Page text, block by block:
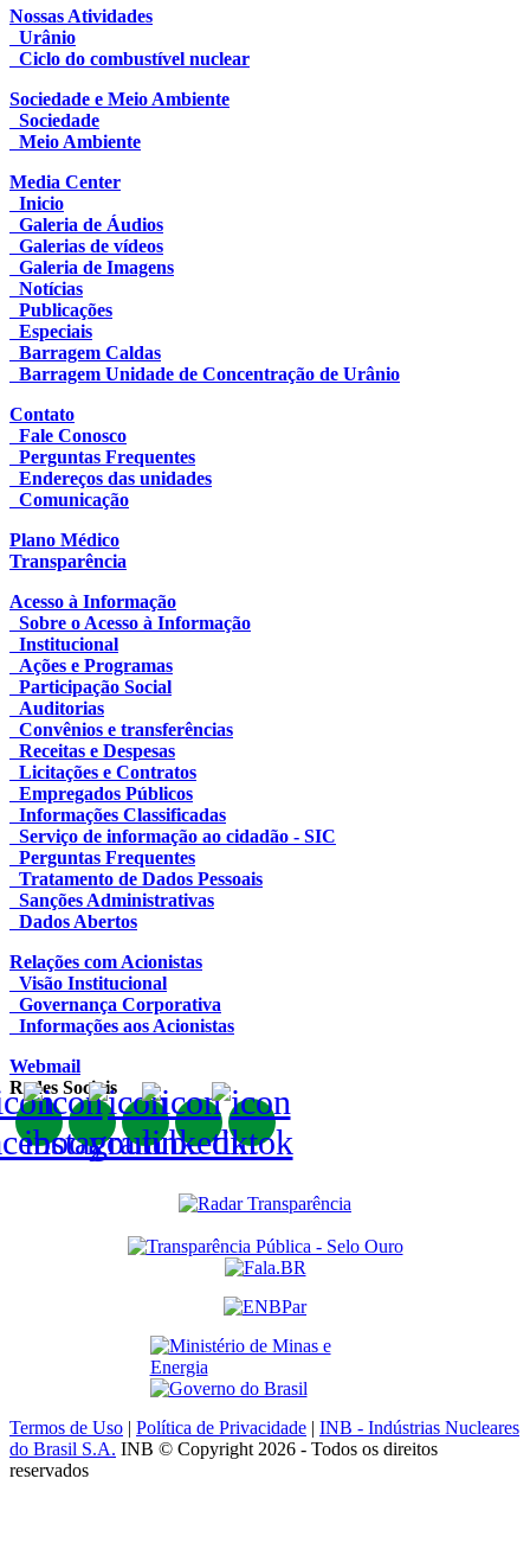
Nossas Atividades
Urânio
Ciclo do combustível nuclear
Sociedade e Meio Ambiente
Sociedade
Meio Ambiente
Media Center
Inicio
Galeria de Áudios
Galerias de vídeos
Galeria de Imagens
Notícias
Publicações
Especiais
Barragem Caldas
Barragem Unidade de Concentração de Urânio
Contato
Fale Conosco
Perguntas Frequentes
Endereços das unidades
Comunicação
Plano Médico
Transparência
Acesso à Informação
Sobre o Acesso à Informação
Institucional
Ações e Programas
Participação Social
Auditorias
Convênios e transferências
Receitas e Despesas
Licitações e Contratos
Empregados Públicos
Informações Classificadas
Serviço de informação ao cidadão - SIC
Perguntas Frequentes
Tratamento de Dados Pessoais
Sanções Administrativas
Dados Abertos
Relações com Acionistas
Visão Institucional
Governança Corporativa
Informações aos Acionistas
Webmail
Redes Sociais
Termos de Uso | Política de Privacidade | INB - Indústrias Nucleares
do Brasil S.A. INB © Copyright 2026 - Todos os direitos
reservados